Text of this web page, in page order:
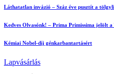
Láthatatlan invázió – Száz éve pusztít a
Kedves Olvasónk! – Prima Primissima jelölt
Kémiai Nobel-díj génkarbantartásért
Lapvásárlás